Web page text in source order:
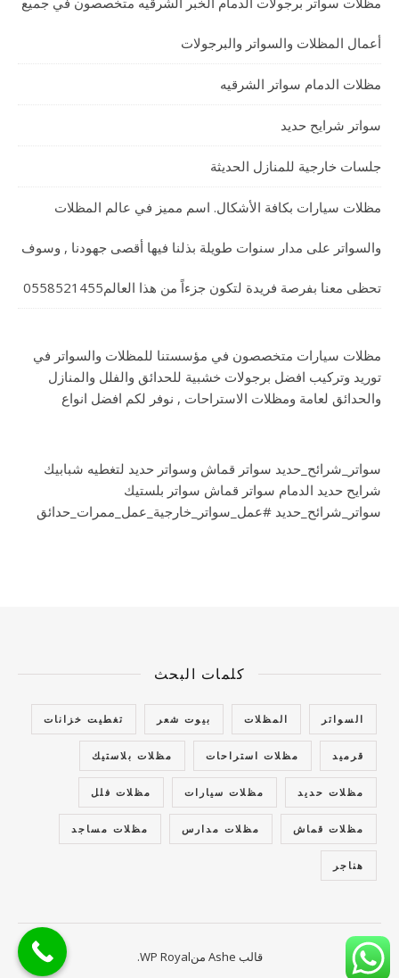
أعمال المظلات والسواتر والبرجولات
مظلات الدمام سواتر الشرقيه
سواتر شرايح حديد
جلسات خارجية للمنازل الحديثة
مظلات سيارات بكافة الأشكال. اسم مميز في عالم المظلات
والسواتر على مدار سنوات طويلة بذلنا فيها أقصى جهودنا , وسوف
تحظى معنا بفرصة فريدة لتكون جزءاً من هذا العالم0558521455
مظلات سيارات متخصصون في مؤسستنا للمظلات والسواتر في
توريد وتركيب افضل برجولات خشبية للحدائق والفلل والمنازل
والحدائق لعامة ومظلات الاستراحات , نوفر لكم افضل انواع
سواتر_شرائح_حديد سواتر قماش وسواتر حديد لتغطيه شبابيك
شرايح حديد الدمام سواتر قماش سواتر بلستيك
سواتر_شرائح_حديد #عمل_سواتر_خارجية_عمل_ممرات_حدائق
كلمات البحث
السواتر المظلات بيوت شعر تغطيت خزانات
قرميد مظلات استراحات مظلات بلاستيك
مظلات حديد مظلات سيارات مظلات فلل
مظلات قماش مظلات مدارس مظلات مساجد
هناجر
قالب Ashe من WP Royal
.